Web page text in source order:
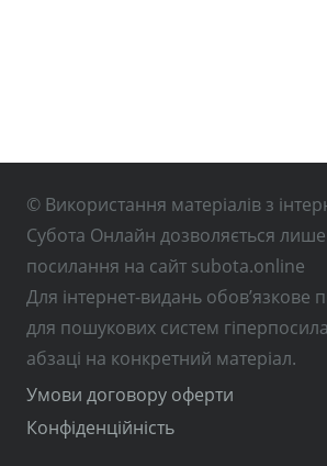
© Використання матеріалів з
Субота Онлайн дозволяється
посилання на сайт subota.online
Для інтернет-видань обов’язкове
для пошукових систем
абзаці на конкретний матеріал.
Умови договору оферти
Конфіденційність